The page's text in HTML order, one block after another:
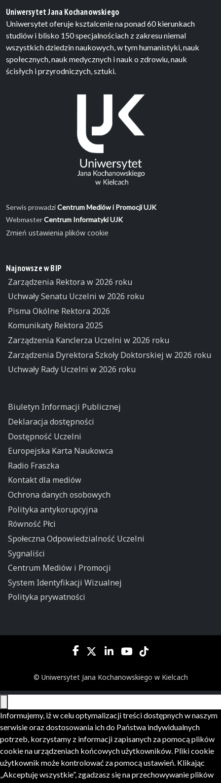
Uniwersytet Jana Kochanowskiego
Uniwersytet oferuje ksztalcenie na ponad 60 kierunkach
studiów i blisko 150 specjalnościach z zakresu niemal
wszystkich dziedzin naukowych, w tym humanistyki, nauk
społecznych, nauk medycznych i nauk o zdrowiu, nauk
ścisłych i przyrodniczych, sztuki.
Serwis prowadziCentrum Mediów i Promocji UJK
WebmasterCentrum Informatyki UJK
Zmień ustawienia plików cookie
Najnowsze w BIP
Zarządzenia Rektora w 2026 roku
Uchwały Senatu Uczelni w 2026 roku
Pisma Okólne Rektora 2026
Komunikaty Rektora 2025
Zarządzenia Kanclerza Uczelni w 2026 roku
Zarządzenia Dyrektora Szkoły Doktorskiej w 2026 roku
Uchwały Rady Uczelni w 2026 roku
Biuletyn Informacji Publicznej
Deklaracja dostępności
Dostępność Uczelni
Europejska Karta Naukowca
Radio Fraszka
Kontakt dla mediów
Ochrona danych osobowych
Polityka antykorupcyjna
Równość Płci
Społeczna Odpowiedzialność Uczelni
Sygnaliści
Centrum Mediów i Promocji
System Identyfikacji Wizualnej
Polityka prywatności
© Uniwersytet Jana Kochanowskiego w Kielcach
Informujemy, iż w celu optymalizacji treści dostępnych w naszym
serwisie oraz dostosowania ich do Państwa indywidualnych
potrzeb, korzystamy z informacji zapisanych za pomocą plików
cookie na urządzeniach końcowych użytkowników. Pliki cookie
użytkownik może kontrolować za pomocą ustawień. Klikając
„Akceptuję wszystkie”, zgadzasz się na przechowywanie plików